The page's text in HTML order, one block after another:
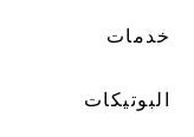
خدمات
البوتيكات